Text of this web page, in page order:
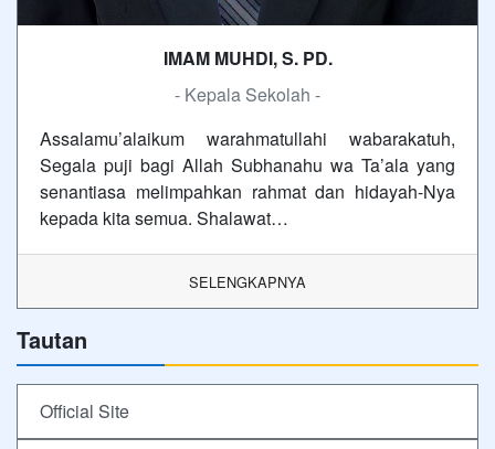
IMAM MUHDI, S. PD.
- Kepala Sekolah -
Assalamu’alaikum warahmatullahi wabarakatuh,
Segala puji bagi Allah Subhanahu wa Ta’ala yang
senantiasa melimpahkan rahmat dan hidayah-Nya
kepada kita semua. Shalawat…
SELENGKAPNYA
Tautan
Official Site